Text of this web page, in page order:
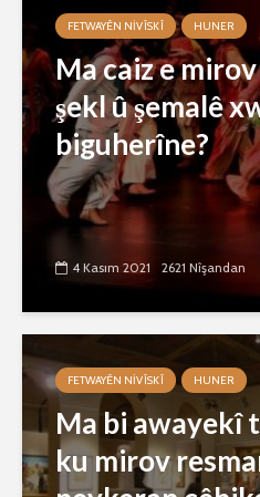
FETWAYÊN NIVÎSKÎ HUNER
Ma caiz e
şekl û şemalê
biguherîne?
4 Kasım 2021 2621 Nîşandan
FETWAYÊN NIVÎSKÎ HUNER
Ma bi awayekî
ku mirov